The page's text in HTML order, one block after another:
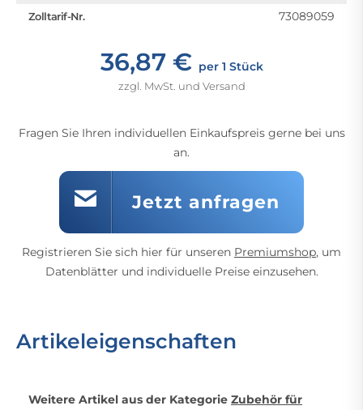
Zolltarif-Nr. 73089059
36,87 € per 1 Stück
zzgl. MwSt. und Versand
Fragen Sie Ihren individuellen Einkaufspreis gerne bei uns
an.
Jetzt anfragen
Registrieren Sie sich hier für unseren Premiumshop, um
Datenblätter und individuelle Preise einzusehen.
Artikeleigenschaften
Weitere Artikel aus der Kategorie Zubehör für